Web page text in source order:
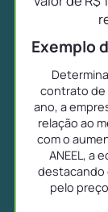
Exemplo
contrato de
ano, a
relação ao
com o
ANEEL, a
destacando
pelo